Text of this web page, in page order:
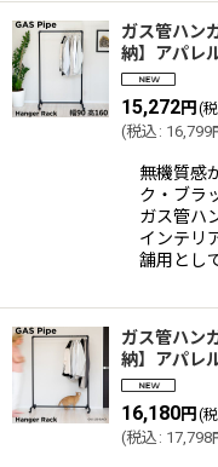
ガス管ハン
納】アパレ
15,272円(
(税込 : 16,799
無機質感
ク・ブラ
ガス管ハ
インテリ
舗用とし
ガス管ハン
納】アパレ
16,180円(
(税込 : 17,798